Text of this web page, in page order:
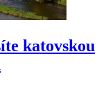
katovskou